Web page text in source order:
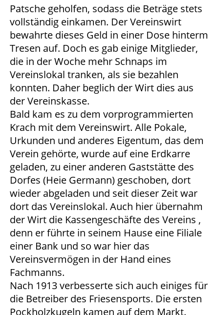
Patsche geholfen, sodass die Beträge stets
vollständig einkamen. Der Vereinswirt
bewahrte dieses Geld in einer Dose hinterm
Tresen auf. Doch es gab einige Mitglieder,
die in der Woche mehr Schnaps im
Vereinslokal tranken, als sie bezahlen
konnten. Daher beglich der Wirt dies aus
der Vereinskasse.
Bald kam es zu dem vorprogrammierten
Krach mit dem Vereinswirt. Alle Pokale,
Urkunden und anderes Eigentum, das dem
Verein gehörte, wurde auf eine Erdkarre
geladen, zu einer anderen Gaststätte des
Dorfes (Heie Germann) geschoben, dort
wieder abgeladen und seit dieser Zeit war
dort das Vereinslokal. Auch hier übernahm
der Wirt die Kassengeschäfte des Vereins ,
denn er führte in seinem Hause eine Filiale
einer Bank und so war hier das
Vereinsvermögen in der Hand eines
Fachmanns.
Nach 1913 verbesserte sich auch einiges für
die Betreiber des Friesensports. Die ersten
Pockholzkugeln kamen auf dem Markt.